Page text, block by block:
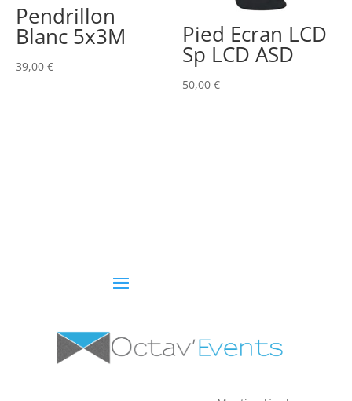
Pendrillon
Blanc 5x3M
39,00 €
Pied Ecran LCD
Sp LCD ASD
50,00€